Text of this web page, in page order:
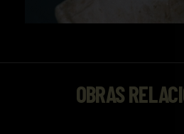
OBRAS